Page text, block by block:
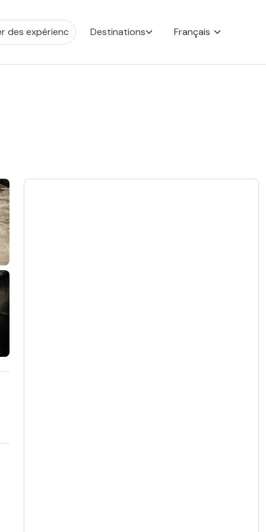
Destinations Français